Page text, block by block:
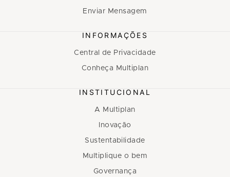
Enviar Mensagem
INFORMAÇÕES
Central de Privacidade
Conheça Multiplan
INSTITUCIONAL
A Multiplan
Inovação
Sustentabilidade
Multiplique o bem
Governança